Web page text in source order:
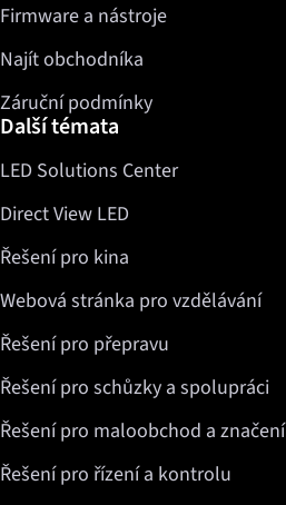
Firmware a nástroje
Najít obchodníka
Záruční podmínky
Další témata
LED Solutions Center
Direct View LED
Řešení pro kina
Webová stránka pro vzdělávání
Řešení pro přepravu
Řešení pro schůzky a spolupráci
Řešení pro maloobchod a značení
Řešení pro řízení a kontrolu